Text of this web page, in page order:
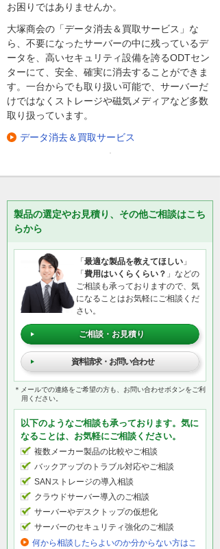
お困りではありませんか。
大塚商会の「データ消去＆買取サービス」な
ら、不要になったサーバーの中に残っているデ
ータを、高いセキュリティ設備を誇るODTセン
ターにて、安全、確実に消去することができま
す。一台からでも取り扱い可能で、サーバーだ
けではなくストレージや磁気メディアなど多数
取り扱っています。
データ消去＆買取サービス
製品の選定やお見積り、その他ご相談はこち
らから
「 最適な製品を教えてほしい 」
「 費用はいくらくらい？ 」などの
ご相談も承っておりますので、気
になることはお気軽にご相談くだ
さい。
ご相談・お見積り
資料請求・お問い合わせ
＊メールでの連絡をご希望の方も、お問い合わせボタンをご利
用ください。
以下のようなご相談も承っております。気に
なることは、お気軽にご相談ください。
複数メーカー製品の比較やご相談
バックアップのトラブル対応やご相談
SANストレージの導入相談
クラウドサーバー導入のご相談
サーバーやデスクトップの仮想化
サーバーのセキュリティ強化のご相談
何から相談したらよいのか分からない方はこ